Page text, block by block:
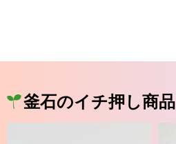
釜石のイチ押し商品